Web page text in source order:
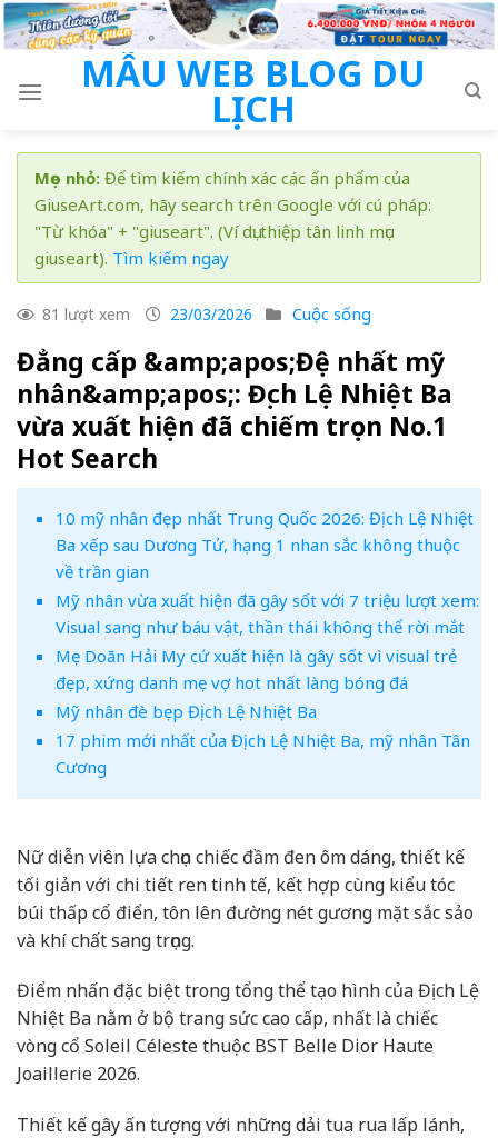
Skip
to
MẪU WEB BLOG DU
LỊCH
Mẹo nhỏ: Để tìm kiếm chính xác các ấn phẩm của
GiuseArt.com, hãy search trên Google với cú pháp:
"Từ khóa" + "giuseart". (Ví dụ: thiệp tân linh mục
giuseart). Tìm kiếm ngay
81 lượt xem 23/03/2026 Cuộc sống
Đẳng cấp &amp;apos;Đệ nhất mỹ
nhân&amp;apos;: Địch Lệ Nhiệt Ba
vừa xuất hiện đã chiếm trọn No.1
Hot Search
10 mỹ nhân đẹp nhất Trung Quốc 2026: Địch Lệ Nhiệt
Ba xếp sau Dương Tử, hạng 1 nhan sắc không thuộc
về trần gian
Mỹ nhân vừa xuất hiện đã gây sốt với 7 triệu lượt xem:
Visual sang như báu vật, thần thái không thể rời mắt
Mẹ Doãn Hải My cứ xuất hiện là gây sốt vì visual trẻ
đẹp, xứng danh mẹ vợ hot nhất làng bóng đá
Mỹ nhân đè bẹp Địch Lệ Nhiệt Ba
17 phim mới nhất của Địch Lệ Nhiệt Ba, mỹ nhân Tân
Cương
Nữ diễn viên lựa chọn chiếc đầm đen ôm dáng, thiết kế
tối giản với chi tiết ren tinh tế, kết hợp cùng kiểu tóc
búi thấp cổ điển, tôn lên đường nét gương mặt sắc sảo
và khí chất sang trọng.
Điểm nhấn đặc biệt trong tổng thể tạo hình của Địch Lệ
Nhiệt Ba nằm ở bộ trang sức cao cấp, nhất là chiếc
vòng cổ Soleil Céleste thuộc BST Belle Dior Haute
Joaillerie 2026.
Thiết kế gây ấn tượng với những dải tua rua lấp lánh,